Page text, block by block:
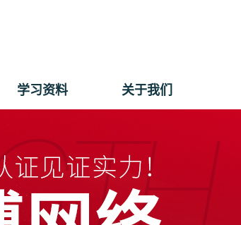
学习资料 关于我们